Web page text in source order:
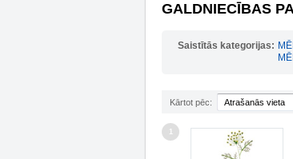
GALDNIECĪBAS
Saistītās kategorijas:
Kārtot pēc: Atrašanās vieta
1